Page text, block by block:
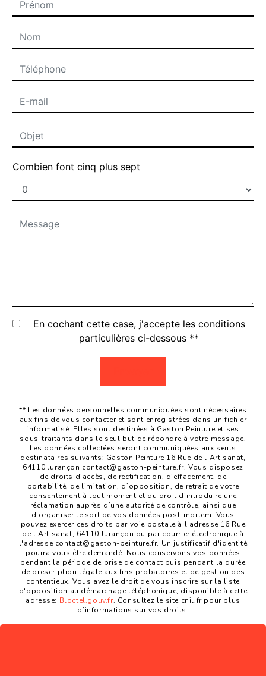
Combien font cinq plus sept
En cochant cette case, j'accepte les conditions
particulières ci-dessous **
** Les données personnelles communiquées sont nécessaires
aux fins de vous contacter et sont enregistrées dans un fichier
informatisé. Elles sont destinées à Gaston Peinture et ses
sous-traitants dans le seul but de répondre à votre message.
Les données collectées seront communiquées aux seuls
destinataires suivants: Gaston Peinture 16 Rue de l'Artisanat,
64110 Jurançon contact@gaston-peinture.fr. Vous disposez
de droits d’accès, de rectification, d’effacement, de
portabilité, de limitation, d’opposition, de retrait de votre
consentement à tout moment et du droit d’introduire une
réclamation auprès d’une autorité de contrôle, ainsi que
d’organiser le sort de vos données post-mortem. Vous
pouvez exercer ces droits par voie postale à l'adresse 16 Rue
de l'Artisanat, 64110 Jurançon ou par courrier électronique à
l'adresse contact@gaston-peinture.fr. Un justificatif d'identité
pourra vous être demandé. Nous conservons vos données
pendant la période de prise de contact puis pendant la durée
de prescription légale aux fins probatoires et de gestion des
contentieux. Vous avez le droit de vous inscrire sur la liste
d'opposition au démarchage téléphonique, disponible à cette
adresse: Bloctel.gouv.fr. Consultez le site cnil.fr pour plus
d’informations sur vos droits.